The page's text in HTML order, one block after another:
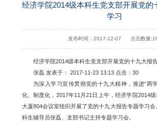
经济学院2014级本科生党支部开展党的
学习
发布时间：2017-12-07 点击数量:
经济学院2014级本科生党支部开展党的十九大报
张磊 发表于： 2017-11-23 13:13 点击：30
为深入学习宣传贯彻党的十九大精神，推进“两
化、制度化，2017年11月21日上午，经济学院2014
大厦804会议室组织开展了党的十九大报告专题学习
科生辅导员张磊、支部书记主持专题学习会。